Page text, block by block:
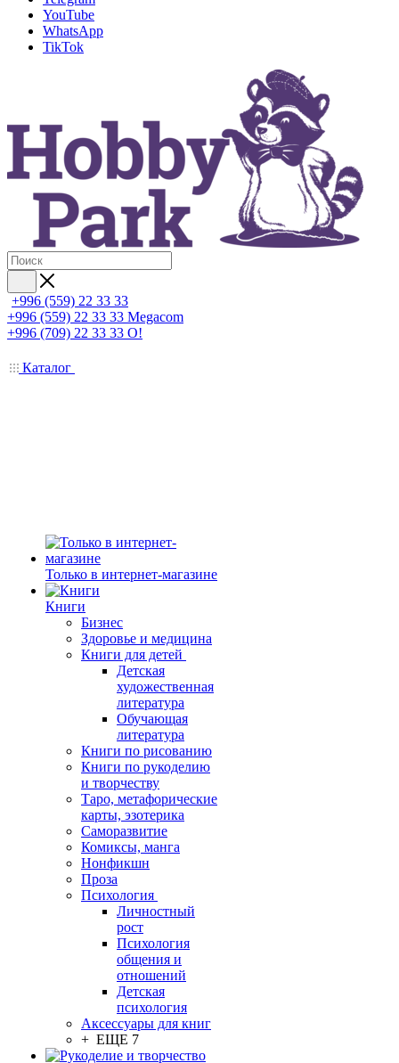
YouTube
WhatsApp
TikTok
+996 (559) 22 33 33
+996 (559) 22 33 33 Megacom
+996 (709) 22 33 33 O!
Каталог
Только в интернет-магазине
Книги
Бизнес
Здоровье и медицина
Книги для детей
Детская
художественная
литература
Обучающая
литература
Книги по рисованию
Книги по рукоделию
и творчеству
Таро, метафорические
карты, эзотерика
Саморазвитие
Комиксы, манга
Нонфикшн
Проза
Психология
Личностный
рост
Психология
общения и
отношений
Детская
психология
Аксессуары для книг
+ ЕЩЕ 7